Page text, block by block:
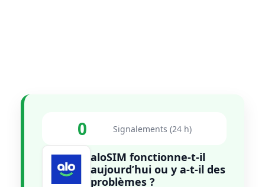
0 Signalements (24 h)
aloSIM fonctionne-t-il
aujourd’hui ou y a-t-il des
problèmes ?